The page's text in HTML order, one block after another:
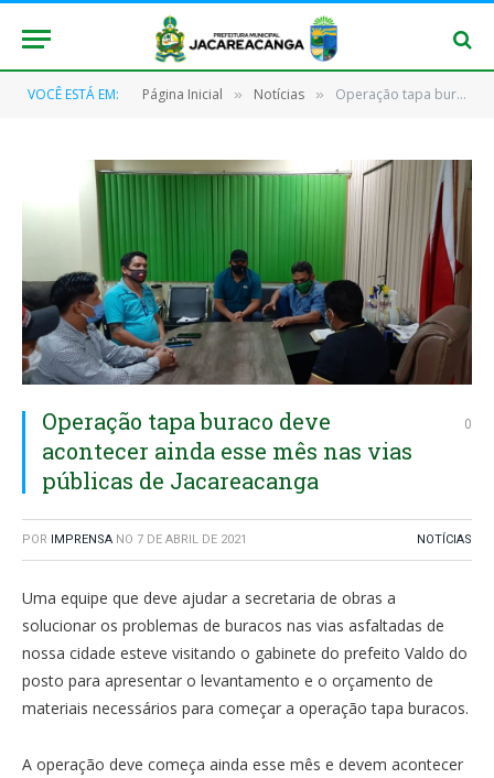
VOCÊ ESTÁ EM: Página Inicial » Notícias » Operação tapa buraco deve acontecer ainda esse mês nas vias públicas de Jacareacanga
Operação tapa buraco deve
acontecer ainda esse mês nas vias
públicas de Jacareacanga
0
POR IMPRENSA NO 7 DE ABRIL DE 2021 NOTÍCIAS
Uma equipe que deve ajudar a secretaria de obras a
solucionar os problemas de buracos nas vias asfaltadas de
nossa cidade esteve visitando o gabinete do prefeito Valdo do
posto para apresentar o levantamento e o orçamento de
materiais necessários para começar a operação tapa buracos.
A operação deve começa ainda esse mês e devem acontecer